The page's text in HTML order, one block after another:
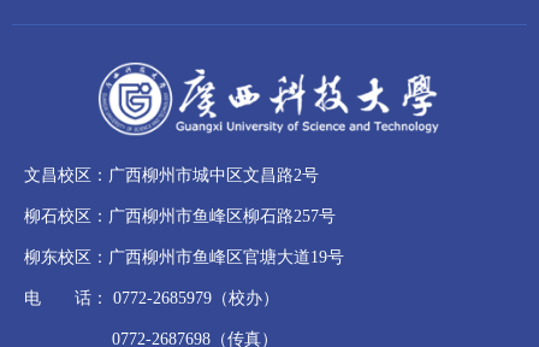
文昌校区：广西柳州市城中区文昌路2号
柳石校区：广西柳州市鱼峰区柳石路257号
柳东校区：广西柳州市鱼峰区官塘大道19号
电 话： 0772-2685979（校办）
0772-2687698（传真）